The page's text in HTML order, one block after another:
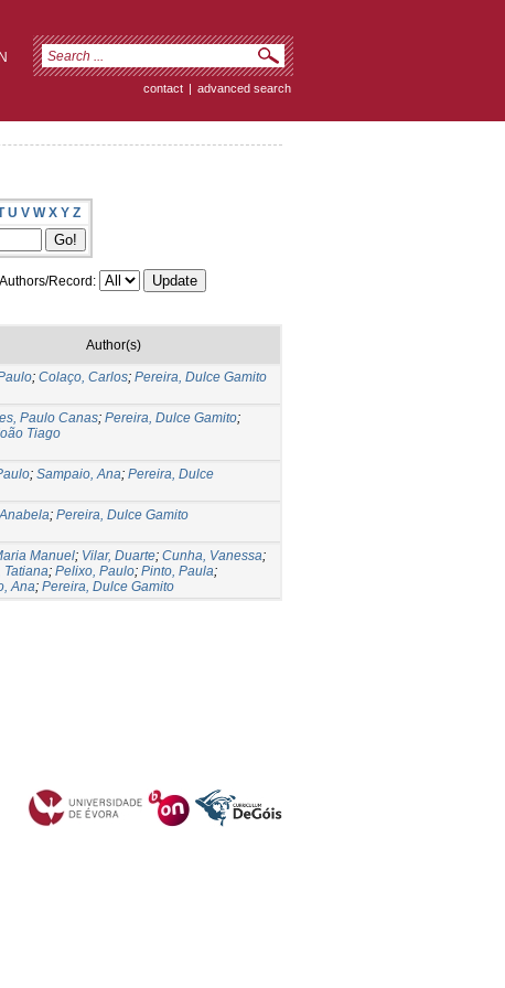
contact | advanced search
U V W X Y Z
Authors/Record:
Author(s)
; Colaço, Carlos; Pereira, Dulce Gamito
Paulo Canas; Pereira, Dulce Gamito;
Tiago
; Sampaio, Ana; Pereira, Dulce
; Pereira, Dulce Gamito
Manuel; Vilar, Duarte; Cunha, Vanessa;
Tatiana; Pelixo, Paulo; Pinto, Paula;
Ana; Pereira, Dulce Gamito